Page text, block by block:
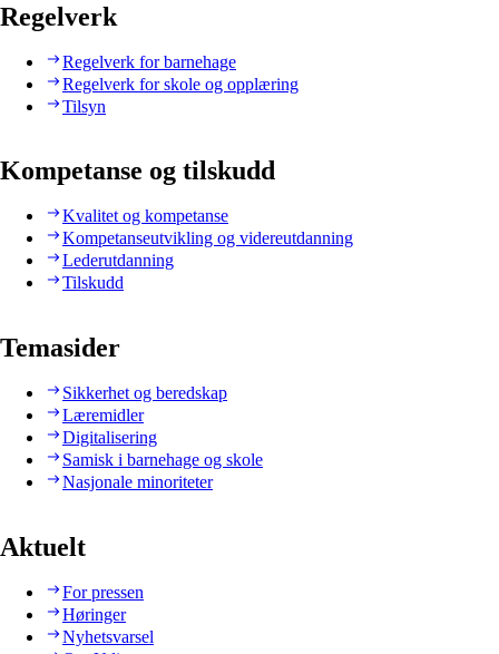
Regelverk
Regelverk for barnehage
Regelverk for skole og opplæring
Tilsyn
Kompetanse og tilskudd
Kvalitet og kompetanse
Kompetanseutvikling og videreutdanning
Lederutdanning
Tilskudd
Temasider
Sikkerhet og beredskap
Læremidler
Digitalisering
Samisk i barnehage og skole
Nasjonale minoriteter
Aktuelt
For pressen
Høringer
Nyhetsvarsel